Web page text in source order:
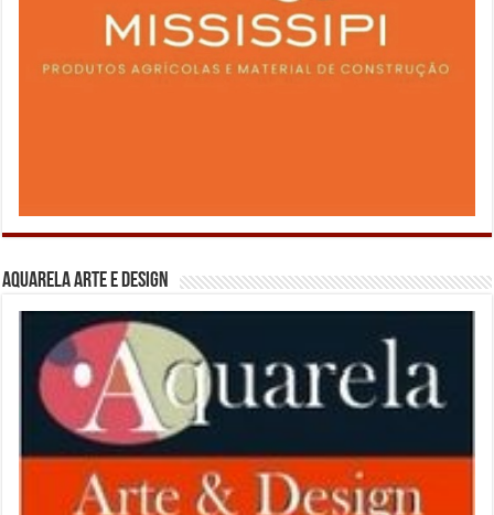
Aquarela Arte e Design